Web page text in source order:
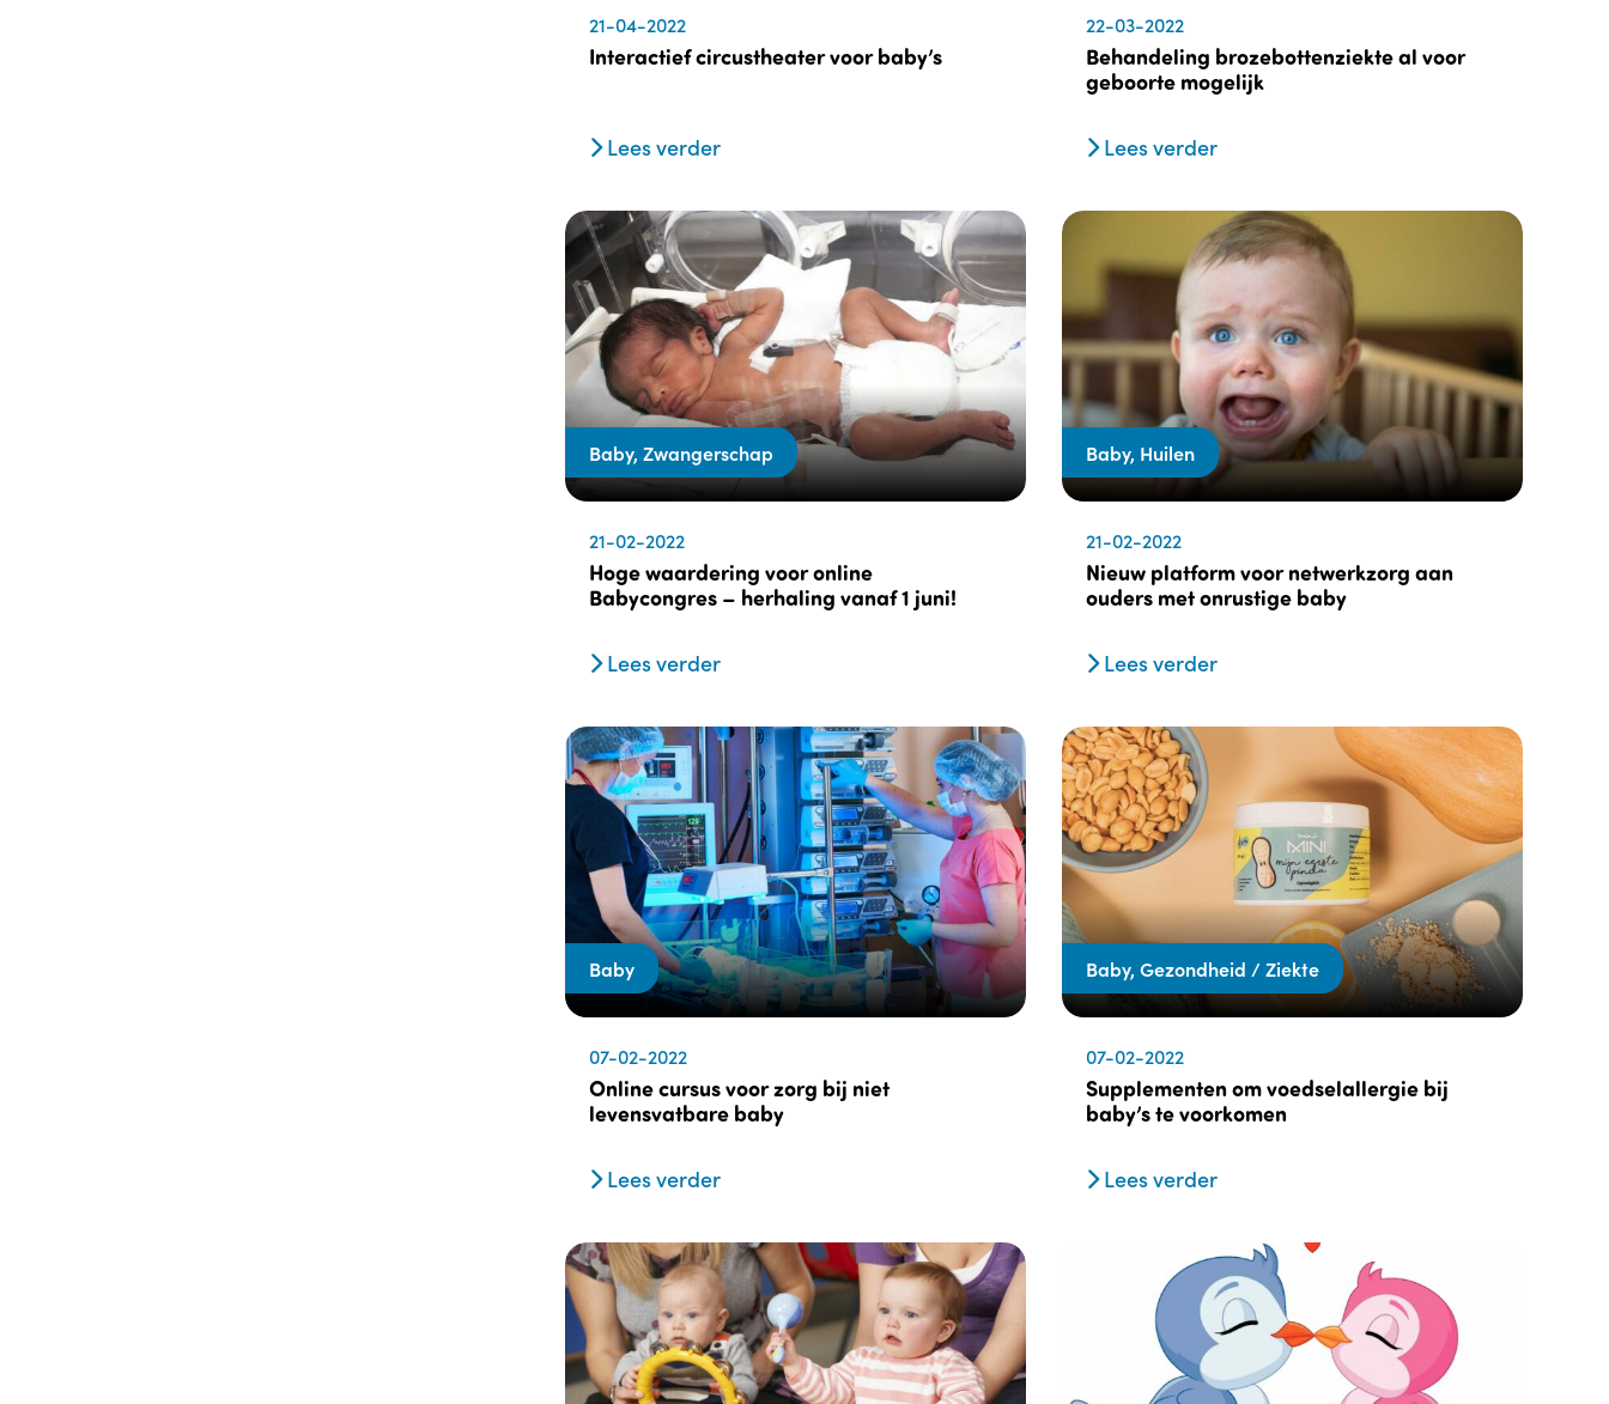
21-04-2022
Interactief circustheater voor baby’s
Lees verder
22-03-2022
Behandeling brozebottenziekte al voor
geboorte mogelijk
Lees verder
Baby, Zwangerschap
21-02-2022
Hoge waardering voor online
Babycongres – herhaling vanaf 1 juni!
Lees verder
Baby, Huilen
21-02-2022
Nieuw platform voor netwerkzorg aan
ouders met onrustige baby
Lees verder
Baby
07-02-2022
Online cursus voor zorg bij niet
levensvatbare baby
Lees verder
Baby, Gezondheid / Ziekte
07-02-2022
Supplementen om voedselallergie bij
baby’s te voorkomen
Lees verder